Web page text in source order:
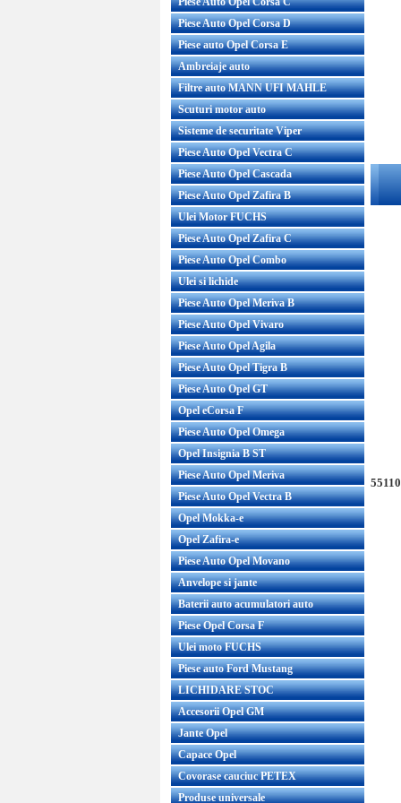
Piese Auto Opel Corsa D
Piese auto Opel Corsa E
Ambreiaje auto
Filtre auto MANN UFI MAHLE
Scuturi motor auto
Sisteme de securitate Viper
Piese Auto Opel Vectra C
Piese Auto Opel Cascada
Piese Auto Opel Zafira B
Ulei Motor FUCHS
Piese Auto Opel Zafira C
Piese Auto Opel Combo
Ulei si lichide
Piese Auto Opel Meriva B
Piese Auto Opel Vivaro
Piese Auto Opel Agila
Piese Auto Opel Tigra B
Piese Auto Opel GT
Opel eCorsa F
Piese Auto Opel Omega
Opel Insignia B ST
Piese Auto Opel Meriva
Piese Auto Opel Vectra B
Opel Mokka-e
Opel Zafira-e
Piese Auto Opel Movano
Anvelope si jante
Baterii auto acumulatori auto
Piese Opel Corsa F
Ulei moto FUCHS
Piese auto Ford Mustang
LICHIDARE STOC
Accesorii Opel GM
Jante Opel
Capace Opel
Covorase cauciuc PETEX
Produse universale